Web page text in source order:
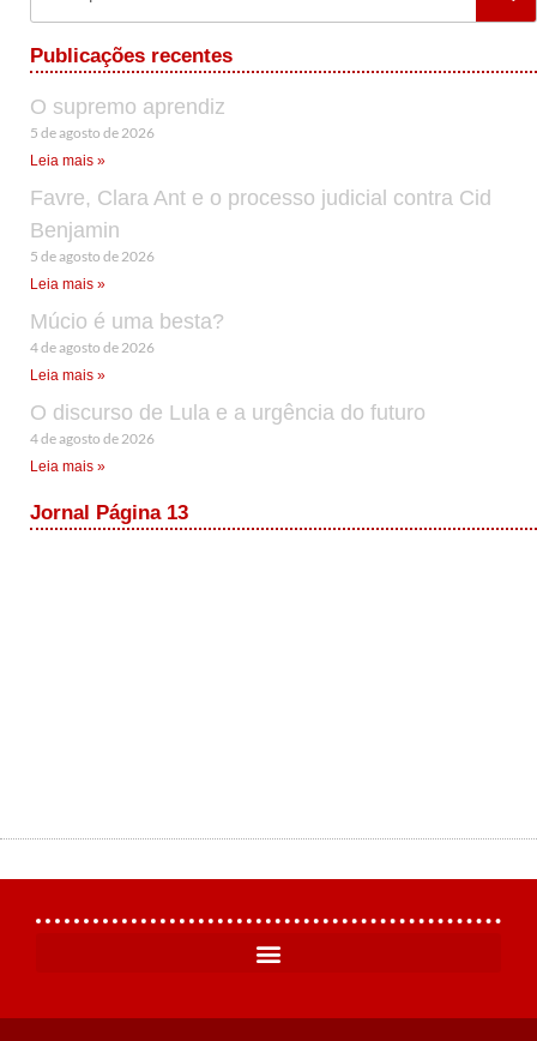
Publicações recentes
O supremo aprendiz
5 de agosto de 2026
Leia mais »
Favre, Clara Ant e o processo judicial contra Cid
Benjamin
5 de agosto de 2026
Leia mais »
Múcio é uma besta?
4 de agosto de 2026
Leia mais »
O discurso de Lula e a urgência do futuro
4 de agosto de 2026
Leia mais »
Jornal Página 13